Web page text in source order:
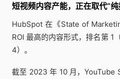
短视频内容产能，正在取代“
HubSpot 在《State of
ROI 最高的内容形式，排名第 1
4）。
截至 2023 年 10 月，YouTube